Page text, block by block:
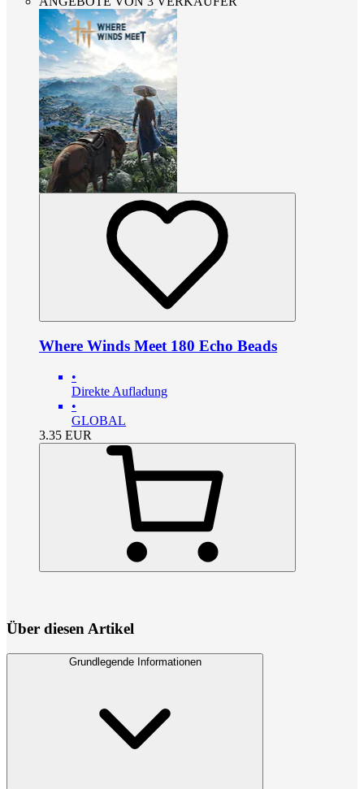
Where Winds Meet 180 Echo Beads
•
Direkte Aufladung
•
GLOBAL
3.35 EUR
Über diesen Artikel
Grundlegende Informationen